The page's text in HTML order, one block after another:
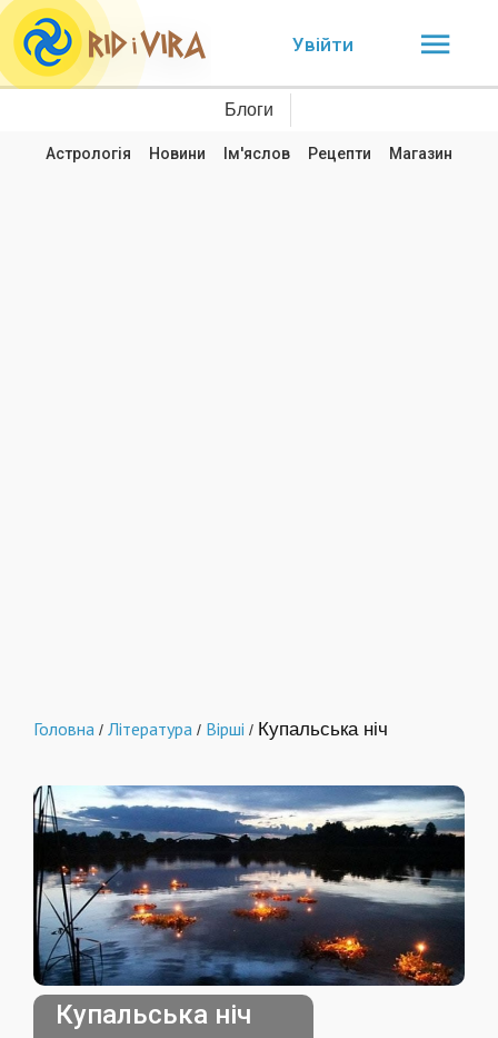
Увійти
Блоги
Астрологія Новини Ім'яслов Рецепти Магазин
Головна / Література / Вірші / Купальська ніч
Купальська ніч